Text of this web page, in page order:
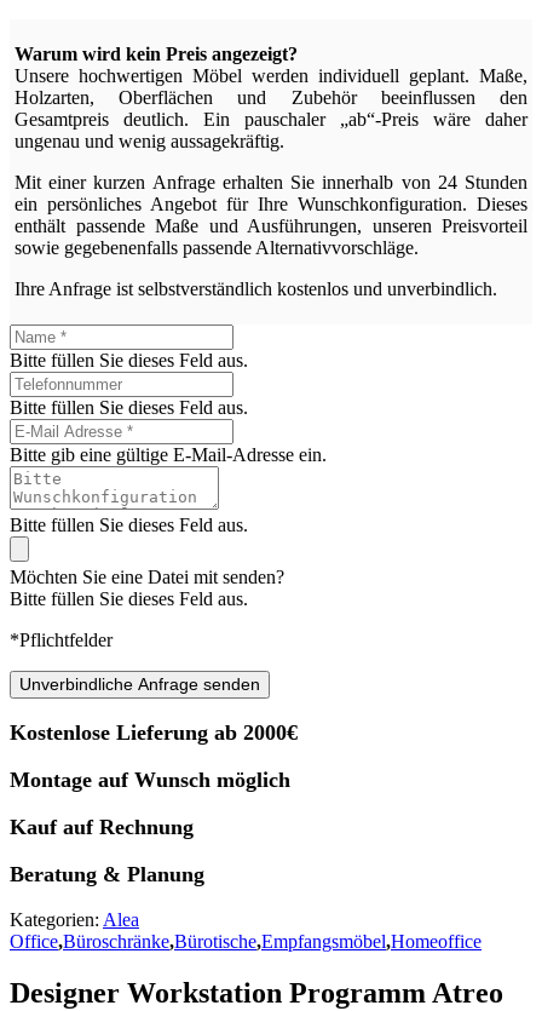
Warum wird kein Preis angezeigt?
Unsere hochwertigen Möbel werden individuell geplant. Maße,
Holzarten, Oberflächen und Zubehör beeinflussen den
Gesamtpreis deutlich. Ein pauschaler „ab“-Preis wäre daher
ungenau und wenig aussagekräftig.
Mit einer kurzen Anfrage erhalten Sie innerhalb von 24 Stunden
ein persönliches Angebot für Ihre Wunschkonfiguration. Dieses
enthält passende Maße und Ausführungen, unseren Preisvorteil
sowie gegebenenfalls passende Alternativvorschläge.
Ihre Anfrage ist selbstverständlich kostenlos und unverbindlich.
Bitte füllen Sie dieses Feld aus.
Bitte füllen Sie dieses Feld aus.
Bitte gib eine gültige E-Mail-Adresse ein.
Bitte füllen Sie dieses Feld aus.
Möchten Sie eine Datei mit senden?
Bitte füllen Sie dieses Feld aus.
*Pflichtfelder
Unverbindliche Anfrage senden
Kostenlose Lieferung ab 2000€
Montage auf Wunsch möglich
Kauf auf Rechnung
Beratung & Planung
Kategorien: Alea
Office,Büroschränke,Bürotische,Empfangsmöbel,Homeoffice
Designer Workstation Programm Atreo